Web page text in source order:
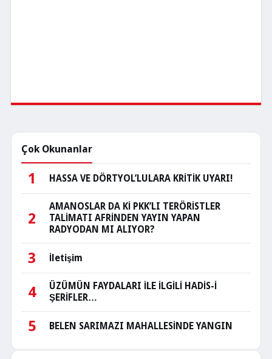
Çok Okunanlar
1 HASSA VE DÖRTYOL’LULARA KRİTİK UYARI!
2
AMANOSLAR DA Kİ PKK’LI TERÖRİSTLER
TALİMATI AFRİNDEN YAYIN YAPAN
RADYODAN MI ALIYOR?
3 İletişim
4
ÜZÜMÜN FAYDALARI İLE İLGİLİ HADİS-İ
ŞERİFLER…
5 BELEN SARIMAZI MAHALLESİNDE YANGIN